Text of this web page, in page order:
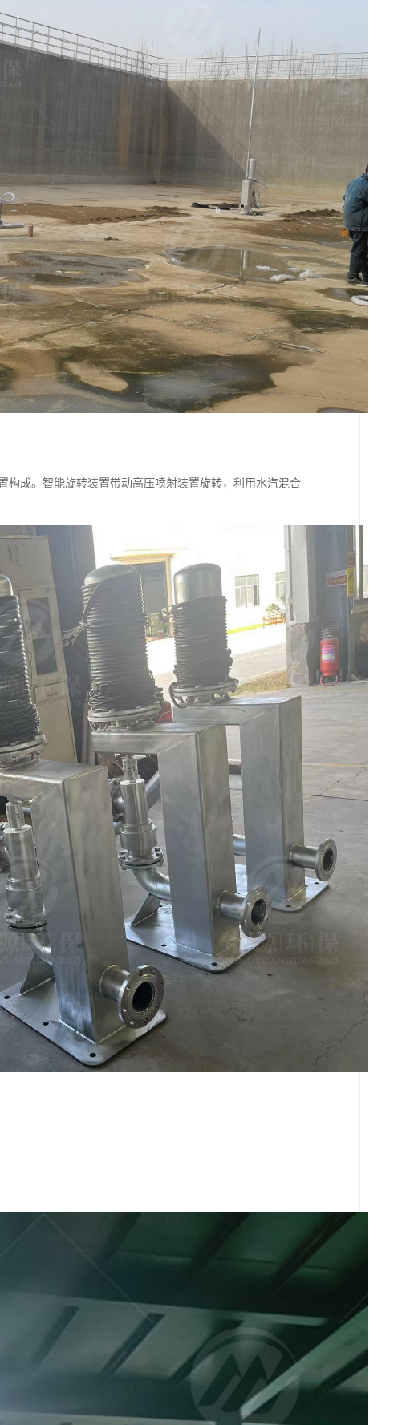
成。智能旋转装置带动高压喷射装置旋转，利用水汽混合